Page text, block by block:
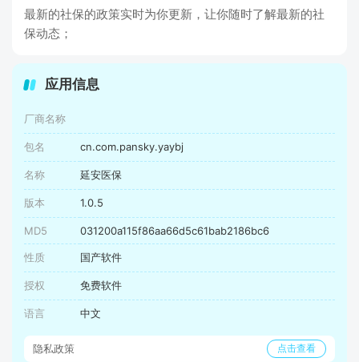
最新的社保的政策实时为你更新，让你随时了解最新的社
保动态；
应用信息
厂商名称
包名 cn.com.pansky.yaybj
名称 延安医保
版本 1.0.5
MD5 031200a115f86aa66d5c61bab2186bc6
性质 国产软件
授权 免费软件
语言 中文
隐私政策 点击查看